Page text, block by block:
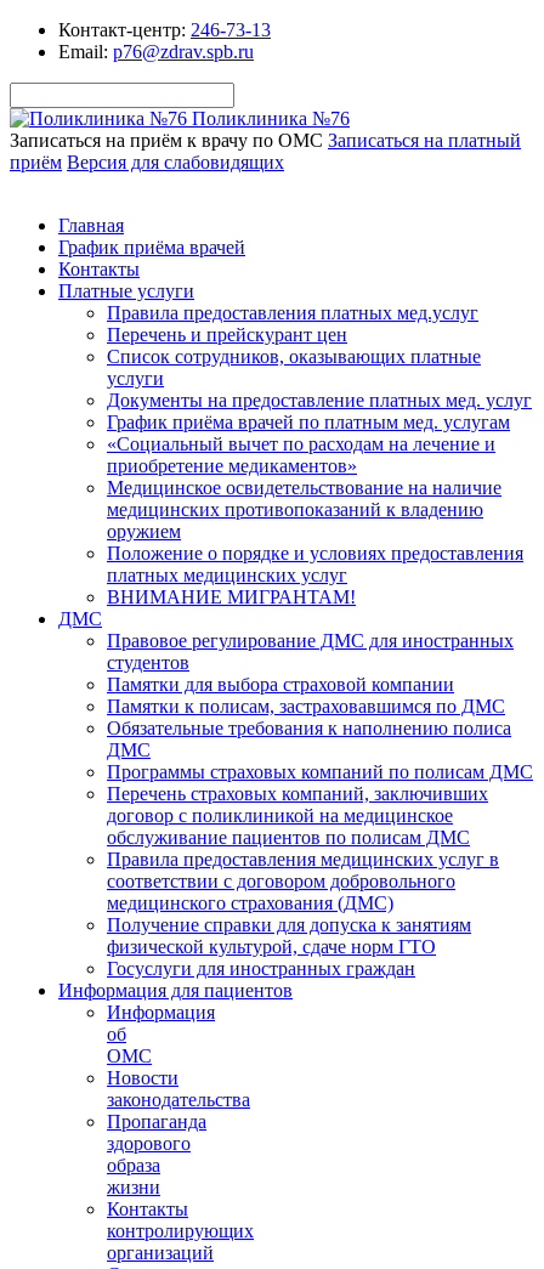
Контакт-центр: 246-73-13
Email: p76@zdrav.spb.ru
Поликлиника №76
Записаться на приём к врачу по ОМС Записаться на платный
приём Версия для слабовидящих
Главная
График приёма врачей
Контакты
Платные услуги
Правила предоставления платных мед.услуг
Перечень и прейскурант цен
Список сотрудников, оказывающих платные
услуги
Документы на предоставление платных мед. услуг
График приёма врачей по платным мед. услугам
«Социальный вычет по расходам на лечение и
приобретение медикаментов»
Медицинское освидетельствование на наличие
медицинских противопоказаний к владению
оружием
Положение о порядке и условиях предоставления
платных медицинских услуг
ВНИМАНИЕ МИГРАНТАМ!
ДМС
Правовое регулирование ДМС для иностранных
студентов
Памятки для выбора страховой компании
Памятки к полисам, застраховавшимся по ДМС
Обязательные требования к наполнению полиса
ДМС
Программы страховых компаний по полисам ДМС
Перечень страховых компаний, заключивших
договор с поликлиникой на медицинское
обслуживание пациентов по полисам ДМС
Правила предоставления медицинских услуг в
соответствии с договором добровольного
медицинского страхования (ДМС)
Получение справки для допуска к занятиям
физической культурой, сдаче норм ГТО
Госуслуги для иностранных граждан
Информация для пациентов
Информация
об
ОМС
Новости
законодательства
Пропаганда
здорового
образа
жизни
Контакты
контролирующих
организаций